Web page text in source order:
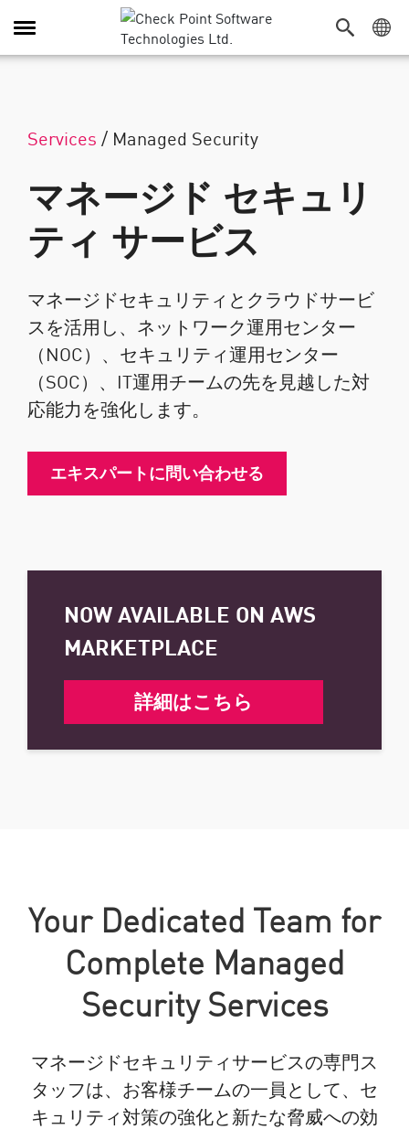
Toggle Navigation
Services / Managed Security
マネージド セキュリ
ティ サービス
マネージドセキュリティとクラウドサービ
スを活用し、ネットワーク運用センター
（NOC）、セキュリティ運用センター
（SOC）、IT運用チームの先を見越した対
応能力を強化します。
エキスパートに問い合わせる
NOW AVAILABLE ON AWS
MARKETPLACE
詳細はこちら
Your Dedicated Team for
Complete Managed
Security Services
マネージドセキュリティサービスの専門ス
タッフは、お客様チームの一員として、セ
キュリティ対策の強化と新たな脅威への効